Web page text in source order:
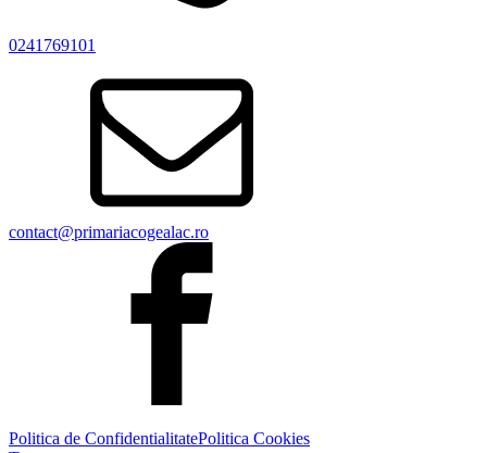
0241769101
contact@primariacogealac.ro
Politica de ConfidentialitatePolitica Cookies